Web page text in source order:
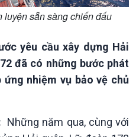
sẵn sàng chiến đấu
yêu cầu xây dựng Hải
đã có những bước phát
nhiệm vụ bảo vệ chủ
Những năm qua, cùng với